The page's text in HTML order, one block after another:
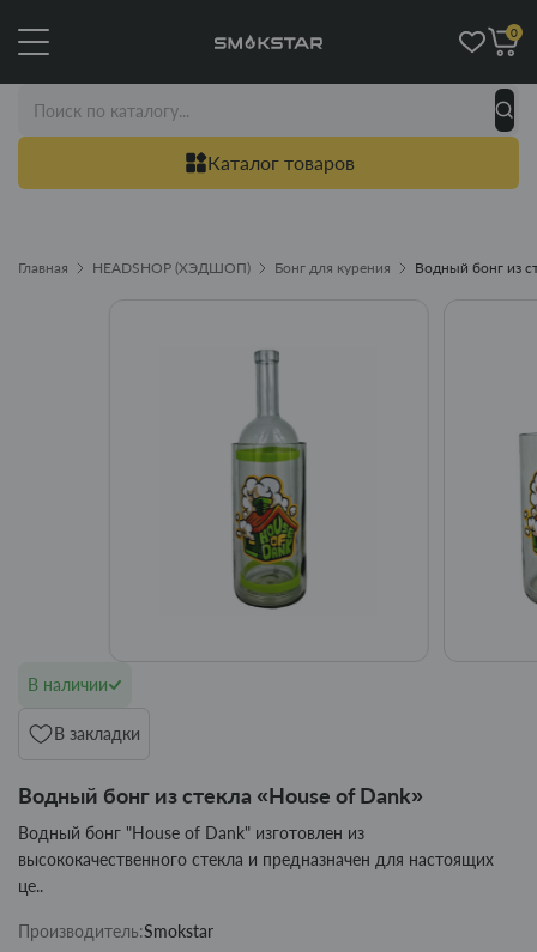
Каталог товаров
0
Главная HEADSHOP (ХЭДШОП) Бонг для курения Водный бонг из
В наличии
В закладки
Водный бонг из стекла «House of Dank»
Водный бонг "House of Dank" изготовлен из
высококачественного стекла и предназначен для настоящих
це..
Производитель:Smokstar